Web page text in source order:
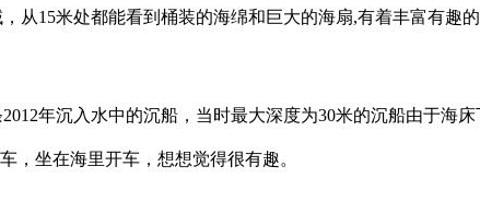
从15米处都能看到桶装的海绵和巨大的海扇,有着丰富有趣
年沉入水中的沉船，当时最大深度为30米的沉船由于海
，坐在海里开车，想想觉得很有趣。